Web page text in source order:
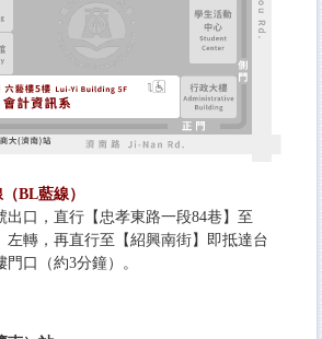
BL藍線）
出口，直行【忠孝東路一段84巷】至
左轉，再直行至【紹興南街】即抵達台
口（約3分鐘）。